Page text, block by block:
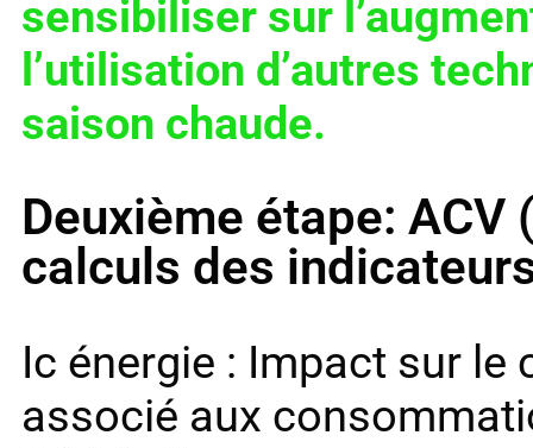
sensibiliser sur
l’utilisation d’autres
saison chaude.
Deuxième étape: ACV
calculs des
Ic énergie : Impact sur
associé aux